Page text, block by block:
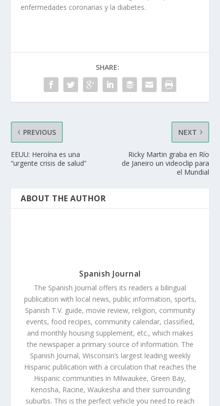
enfermedades coronarias y la diabetes.
SHARE:
PREVIOUS
EEUU: Heroína es una
“urgente crisis de salud”
NEXT
Ricky Martin graba en Río
de Janeiro un videoclip para
el Mundial
ABOUT THE AUTHOR
Spanish Journal
The Spanish Journal offers its readers a bilingual
publication with local news, public information, sports,
Spanish T.V. guide, movie review, religion, community
events, food recipes, community calendar, classified,
and monthly housing supplement, etc., which makes
the newspaper a primary source of information. The
Spanish Journal, Wisconsin’s largest leading weekly
Hispanic publication with a circulation that reaches the
Hispanic communities in Milwaukee, Green Bay,
Kenosha, Racine, Waukesha and their surrounding
suburbs. This is the perfect vehicle you need to reach